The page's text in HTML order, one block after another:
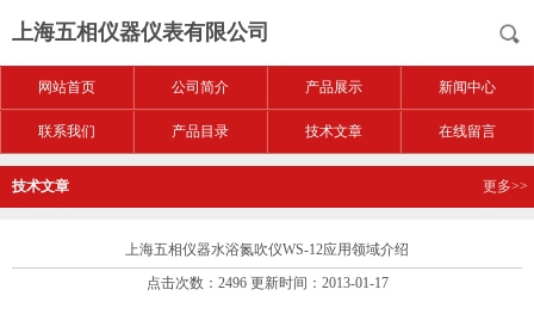
上海五相仪器仪表有限公司
网站首页 公司简介 产品展示 新闻中心
联系我们 产品目录 技术文章 在线留言
技术文章 更多>>
上海五相仪器水浴氮吹仪WS-12应用领域介绍
点击次数：2496 更新时间：2013-01-17